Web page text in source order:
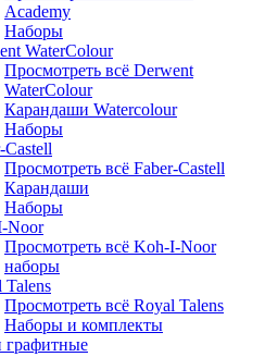
Academy
Наборы
WaterColour
Просмотреть всё Derwent
WaterColour
Карандаши Watercolour
Наборы
Castell
Просмотреть всё Faber-Castell
Карандаши
Наборы
Noor
Просмотреть всё Koh-I-Noor
наборы
Talens
Просмотреть всё Royal Talens
Наборы и комплекты
графитные